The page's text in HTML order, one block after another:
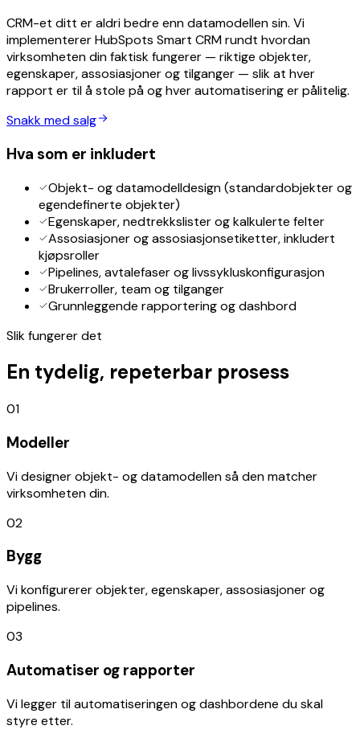
CRM-et ditt er aldri bedre enn datamodellen sin. Vi
implementerer HubSpots Smart CRM rundt hvordan
virksomheten din faktisk fungerer — riktige objekter,
egenskaper, assosiasjoner og tilganger — slik at hver
rapport er til å stole på og hver automatisering er pålitelig.
Snakk med salg
Hva som er inkludert
Objekt- og datamodelldesign (standardobjekter og
egendefinerte objekter)
Egenskaper, nedtrekkslister og kalkulerte felter
Assosiasjoner og assosiasjonsetiketter, inkludert
kjøpsroller
Pipelines, avtalefaser og livssykluskonfigurasjon
Brukerroller, team og tilganger
Grunnleggende rapportering og dashbord
Slik fungerer det
En tydelig, repeterbar prosess
01
Modeller
Vi designer objekt- og datamodellen så den matcher
virksomheten din.
02
Bygg
Vi konfigurerer objekter, egenskaper, assosiasjoner og
pipelines.
03
Automatiser og rapporter
Vi legger til automatiseringen og dashbordene du skal
styre etter.